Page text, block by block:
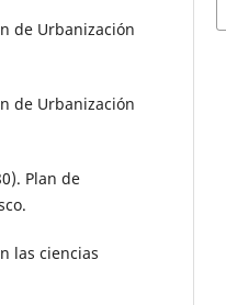
de Urbanización
de Urbanización
Plan de
las ciencias